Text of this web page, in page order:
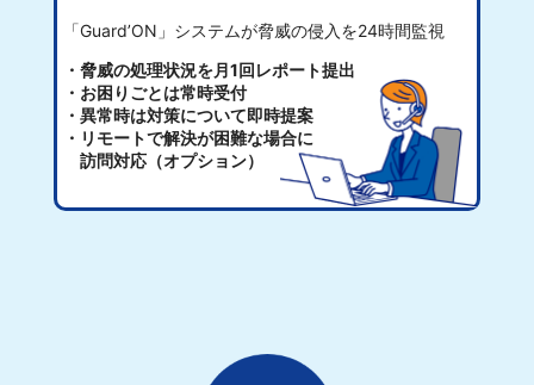
「Guard’ON」システムが脅威の侵入を24時間監視
・脅威の処理状況を月1回レポート提出
・お困りごとは常時受付
・異常時は対策について即時提案
・リモートで解決が困難な場合に
訪問対応（オプション）